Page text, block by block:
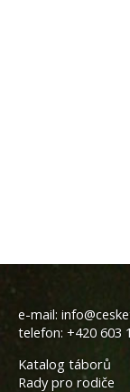
e-mail:
telefon: +420 603
Katalog táborů
Rady pro rodiče